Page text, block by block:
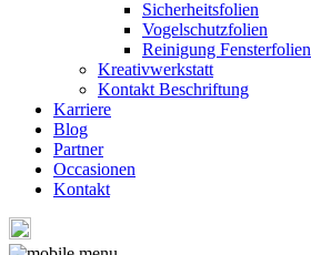
Sicherheitsfolien
Vogelschutzfolien
Reinigung Fensterfolien
Kreativwerkstatt
Kontakt Beschriftung
Karriere
Blog
Partner
Occasionen
Kontakt